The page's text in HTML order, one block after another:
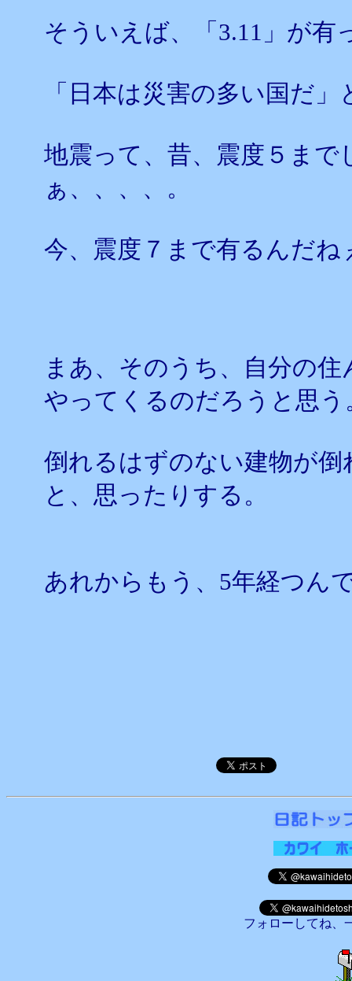
そういえば、「3.11」が有
「日本は災害の多い国だ
地震って、昔、震度５まで
ぁ、、、、。
今、震度７まで有るんだね
まあ、そのうち、自分の
やってくるのだろうと思う
倒れるはずのない建物が
と、思ったりする。
あれからもう、5年経つん
フォローしてね、